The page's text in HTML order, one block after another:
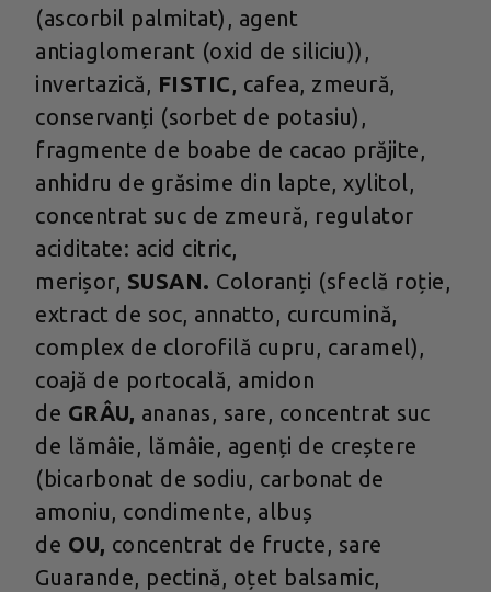
(ascorbil palmitat), agent
antiaglomerant (oxid de siliciu)),
invertazică, FISTIC, cafea, zmeură,
conservanți (sorbet de potasiu),
fragmente de boabe de cacao prăjite,
anhidru de grăsime din lapte, xylitol,
concentrat suc de zmeură, regulator
aciditate: acid citric,
merișor, SUSAN. Coloranți (sfeclă roție,
extract de soc, annatto, curcumină,
complex de clorofilă cupru, caramel),
coajă de portocală, amidon
de GRÂU, ananas, sare, concentrat suc
de lămâie, lămâie, agenți de creștere
(bicarbonat de sodiu, carbonat de
amoniu, condimente, albuș
de OU, concentrat de fructe, sare
Guarande, pectină, oțet balsamic,